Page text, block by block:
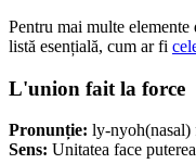
Pentru mai multe
listă esențială, cum ar fi
L'union fait la force
Pronunție: ly-nyoh(nasal)
Sens: Unitatea face